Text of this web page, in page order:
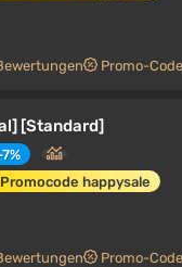
Promo-
[Standard]
happysale
Promo-